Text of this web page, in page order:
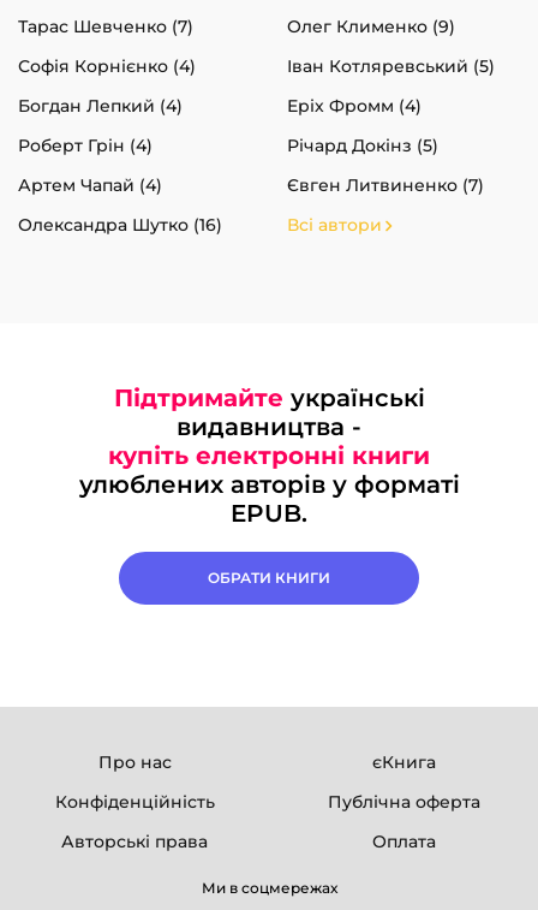
Тарас Шевченко (7)
Олег Клименко (9)
Софія Корнієнко (4)
Іван Котляревський (5)
Богдан Лепкий (4)
Еріх Фромм (4)
Роберт Грін (4)
Річард Докінз (5)
Артем Чапай (4)
Євген Литвиненко (7)
Олександра Шутко (16)
Всі автори
Підтримайте українські
видавництва -
купіть електронні книги
улюблених авторів у форматі
EPUB.
ОБРАТИ КНИГИ
Про нас
єКнига
Конфіденційність
Публічна оферта
Авторські права
Оплата
Ми в соцмережах